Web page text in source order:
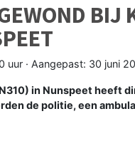
BIJ
uur · Aangepast: 30 juni
in Nunspeet heeft
de politie, een